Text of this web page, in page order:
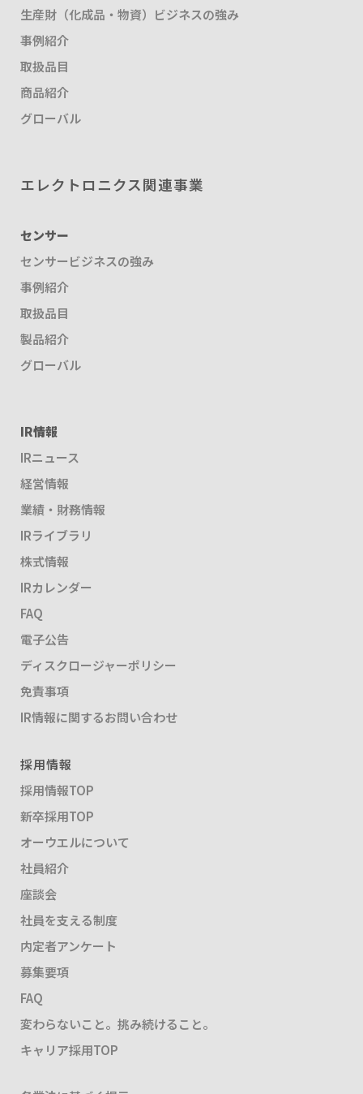
生産財（化成品・物資）ビジネスの強み
事例紹介
取扱品目
商品紹介
グローバル
エレクトロニクス関連事業
センサー
センサービジネスの強み
事例紹介
取扱品目
製品紹介
グローバル
IR情報
IRニュース
経営情報
業績・財務情報
IRライブラリ
株式情報
IRカレンダー
FAQ
電子公告
ディスクロージャーポリシー
免責事項
IR情報に関するお問い合わせ
採用情報
採用情報TOP
新卒採用TOP
オーウエルについて
社員紹介
座談会
社員を支える制度
内定者アンケート
募集要項
FAQ
変わらないこと。挑み続けること。
キャリア採用TOP